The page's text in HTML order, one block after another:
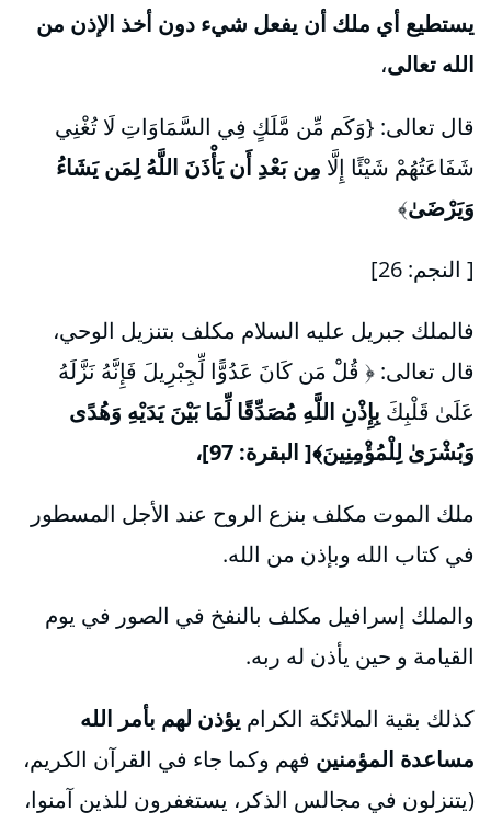
يستطيع أي ملك أن يفعل شيء دون أخذ الإذن من
الله تعالى،
قال تعالى: {وَكَم مِّن مَّلَكٍ فِي السَّمَاوَاتِ لَا تُغْنِي
شَفَاعَتُهُمْ شَيْئًا إِلَّا مِن بَعْدِ أَن يَأْذَنَ اللَّهُ لِمَن يَشَاءُ
وَيَرْضَىٰ﴾
[ النجم: 26]
فالملك جبريل عليه السلام مكلف بتنزيل الوحي،
قال تعالى: ﴿ قُلْ مَن كَانَ عَدُوًّا لِّجِبْرِيلَ فَإِنَّهُ نَزَّلَهُ
عَلَىٰ قَلْبِكَ بِإِذْنِ اللَّهِ مُصَدِّقًا لِّمَا بَيْنَ يَدَيْهِ وَهُدًى
وَبُشْرَىٰ لِلْمُؤْمِنِينَ﴾[ البقرة: 97]،
ملك الموت مكلف بنزع الروح عند الأجل المسطور
في كتاب الله وبإذن من الله.
والملك إسرافيل مكلف بالنفخ في الصور في يوم
القيامة و حين يأذن له ربه.
كذلك بقية الملائكة الكرام يؤذن لهم بأمر الله
مساعدة المؤمنين فهم وكما جاء في القرآن الكريم،
(يتنزلون في مجالس الذكر، يستغفرون للذين آمنوا،